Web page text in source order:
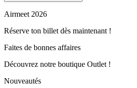
Airmeet 2026
Réserve ton billet dès maintenant !
Faites de bonnes affaires
Découvrez notre boutique Outlet !
Nouveautés